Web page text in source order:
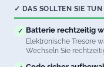
✓ DAS SOLLTEN SIE TUN
✓ Batterie rechtzeitig
Elektronische Tresore
Wechseln Sie